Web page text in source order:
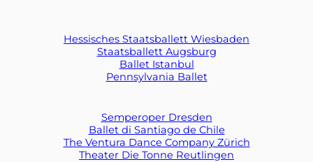
Hessisches Staatsballett Wiesbaden
Staatsballett Augsburg
Ballet Istanbul
Pennsylvania Ballet
Semperoper Dresden
Ballet di Santiago de Chile
The Ventura Dance Company Zürich
Theater Die Tonne Reutlingen